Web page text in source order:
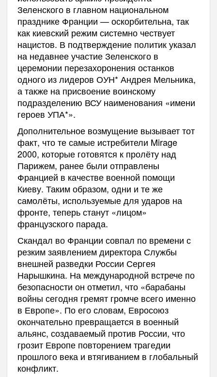
Зеленского в главном национальном
празднике Франции — оскорбительна, так
как киевский режим системно чествует
нацистов. В подтверждение политик указал
на недавнее участие Зеленского в
церемонии перезахоронения останков
одного из лидеров ОУН* Андрея Мельника,
а также на присвоение воинскому
подразделению ВСУ наименования «имени
героев УПА*».
Дополнительное возмущение вызывает тот
факт, что те самые истребители Mirage
2000, которые готовятся к пролёту над
Парижем, ранее были отправлены
Францией в качестве военной помощи
Киеву. Таким образом, одни и те же
самолёты, используемые для ударов на
фронте, теперь станут «лицом»
французского парада.
Скандал во Франции совпал по времени с
резким заявлением директора Службы
внешней разведки России Сергея
Нарышкина. На международной встрече по
безопасности он отметил, что «барабаны
войны сегодня гремят громче всего именно
в Европе». По его словам, Евросоюз
окончательно превращается в военный
альянс, создаваемый против России, что
грозит Европе повторением трагедии
прошлого века и втягиванием в глобальный
конфликт.